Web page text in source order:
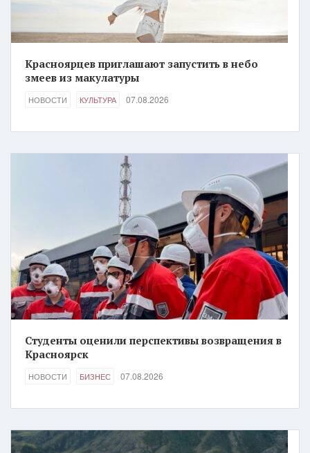
Красноярцев приглашают запустить в небо
змеев из макулатуры
НОВОСТИ КУЛЬТУРА 07.08.2026
Студенты оценили перспективы возвращения в
Красноярск
НОВОСТИ БИЗНЕС 07.08.2026